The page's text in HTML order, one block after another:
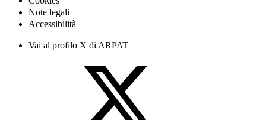
Note legali
Accessibilità
Vai al profilo X di ARPAT